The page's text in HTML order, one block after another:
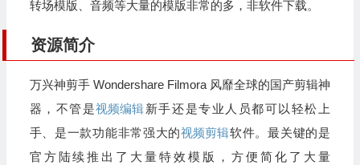
转场模版、音频等大量的模版非常的多，非软件下载。
资源简介
万兴神剪手 Wondershare Filmora 风靡全球的国产剪辑神
器，不管是视频编辑新手还是专业人员都可以轻松上
手、是一款功能非常强大的视频剪辑软件。最关键的是
官方陆续推出了大量特效模版，方便简化了大量